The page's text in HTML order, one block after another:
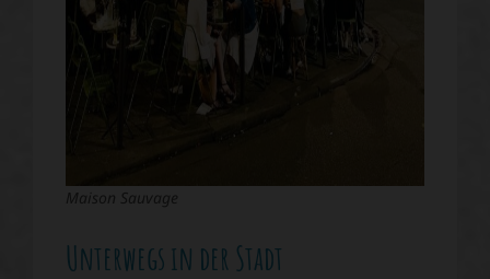
Maison Sauvage
Unterwegs in der Stadt